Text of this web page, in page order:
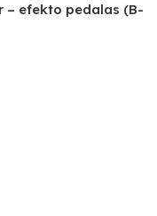
– efekto pedalas (B-